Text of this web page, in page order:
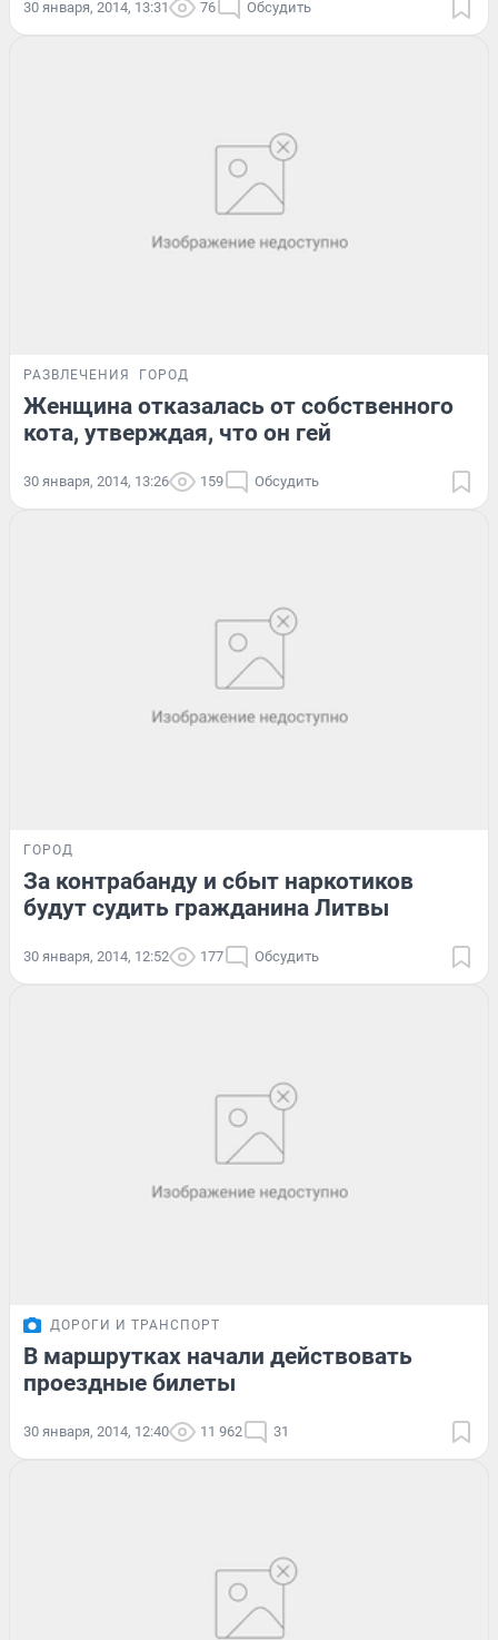
30 января, 2014, 13:31 76 Обсудить
РАЗВЛЕЧЕНИЯ ГОРОД
Женщина отказалась от собственного
кота, утверждая, что он гей
30 января, 2014, 13:26 159 Обсудить
ГОРОД
За контрабанду и сбыт наркотиков
будут судить гражданина Литвы
30 января, 2014, 12:52 177 Обсудить
ДОРОГИ И ТРАНСПОРТ
В маршрутках начали действовать
проездные билеты
30 января, 2014, 12:40 11 962 31